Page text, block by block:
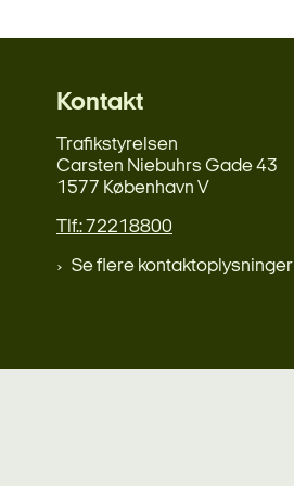
Kontakt
Trafikstyrelsen
Carsten Niebuhrs Gade 43
1577 København V
Tlf.: 72218800
Se flere kontaktoplysninger